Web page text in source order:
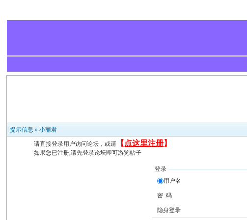
提示信息 »小丽君
请直接登录用户访问论坛，或请 【 点这里注册】
如果您已注册,请先登录论坛即可游览帖子
登录
用户名
密 码
隐身登录